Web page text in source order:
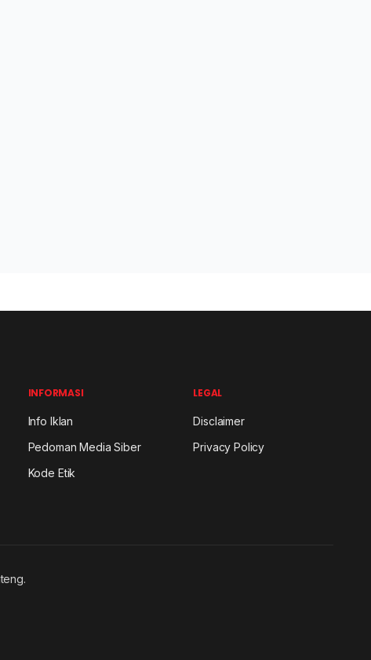
INFORMASI
Info Iklan
Pedoman Media Siber
Kode Etik
LEGAL
Disclaimer
Privacy Policy